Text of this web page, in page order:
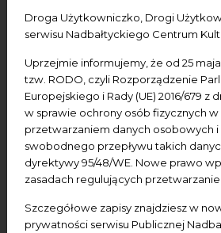
Droga Użytkowniczko, Drogi
serwisu Nadbałtyckiego Centrum
Uprzejmie informujemy, że od 25
tzw. RODO, czyli Rozporządzenie
Europejskiego i Rady (UE) 2016/679 z
w sprawie ochrony osób fizycznych w
przetwarzaniem danych osobowych i
swobodnego przepływu takich
dyrektywy 95/48/WE. Nowe prawo
zasadach regulujących
Szczegółowe zapisy znajdziesz w
prywatności serwisu Publicznej
Data końcowa
Termin:
-Wszystkie- Dzisiaj Jutro
Następny tydzień Następny miesiąc